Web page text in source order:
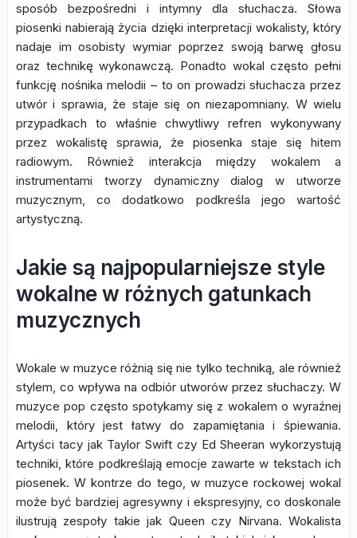
sposób bezpośredni i intymny dla słuchacza. Słowa
piosenki nabierają życia dzięki interpretacji wokalisty, który
nadaje im osobisty wymiar poprzez swoją barwę głosu
oraz technikę wykonawczą. Ponadto wokal często pełni
funkcję nośnika melodii – to on prowadzi słuchacza przez
utwór i sprawia, że staje się on niezapomniany. W wielu
przypadkach to właśnie chwytliwy refren wykonywany
przez wokalistę sprawia, że piosenka staje się hitem
radiowym. Również interakcja między wokalem a
instrumentami tworzy dynamiczny dialog w utworze
muzycznym, co dodatkowo podkreśla jego wartość
artystyczną.
Jakie są najpopularniejsze style
wokalne w różnych gatunkach
muzycznych
Wokale w muzyce różnią się nie tylko techniką, ale również
stylem, co wpływa na odbiór utworów przez słuchaczy. W
muzyce pop często spotykamy się z wokalem o wyraźnej
melodii, który jest łatwy do zapamiętania i śpiewania.
Artyści tacy jak Taylor Swift czy Ed Sheeran wykorzystują
techniki, które podkreślają emocje zawarte w tekstach ich
piosenek. W kontrze do tego, w muzyce rockowej wokal
może być bardziej agresywny i ekspresyjny, co doskonale
ilustrują zespoły takie jak Queen czy Nirvana. Wokalista